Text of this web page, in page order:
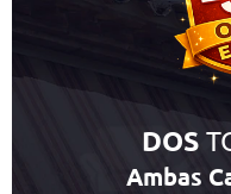
DOS
Ambas